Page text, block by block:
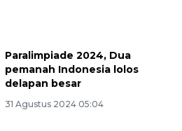
Paralimpiade 2024, Dua
pemanah Indonesia lolos
delapan besar
31 Agustus 2024 05:04